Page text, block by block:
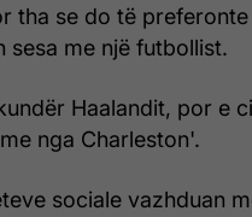
tha se do të
sesa me një futbollist.
Haalandit, por e
nga Charleston'.
sociale vazhduan